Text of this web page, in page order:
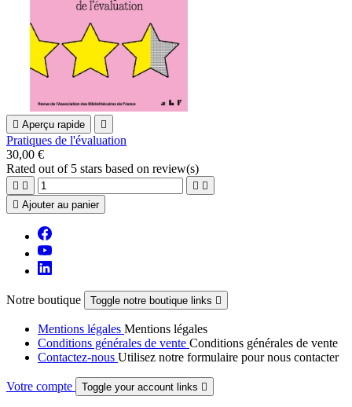
 Aperçu rapide 
Pratiques de l'évaluation
30,00 €
Rated out of 5 stars based on review(s)
   
 Ajouter au panier
Notre boutique Toggle notre boutique links 
Mentions légales Mentions légales
Conditions générales de vente Conditions générales de vente
Contactez-nous Utilisez notre formulaire pour nous contacter
Votre compte Toggle your account links 